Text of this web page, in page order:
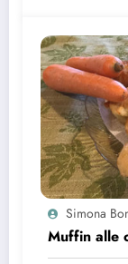
Simona
Muffin alle